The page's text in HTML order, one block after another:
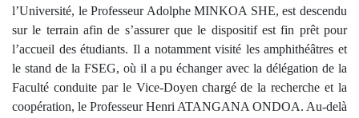
l’Université, le Professeur Adolphe MINKOA SHE, est descendu
sur le terrain afin de s’assurer que le dispositif est fin prêt pour
l’accueil des étudiants. Il a notamment visité les amphithéâtres et
le stand de la FSEG, où il a pu échanger avec la délégation de la
Faculté conduite par le Vice-Doyen chargé de la recherche et la
coopération, le Professeur Henri ATANGANA ONDOA. Au-delà